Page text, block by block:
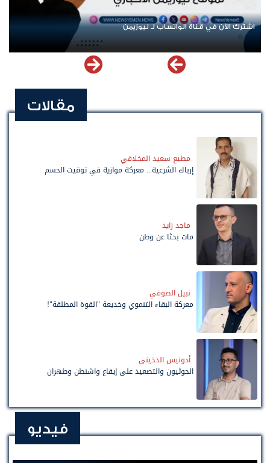
اشترك الآن في قناة الواتساب لـ نيوزيمن
مقالات
مطيع سعيد المخلافي
إرباك الشرعية... معركة موازية في توقيت الحسم
ماجد زايد
مات بحثًا عن وطن
نبيل الصوفي
معركة البقاء التنموي وخديعة "القوة المطلقة"!
أدونيس الدخيني
الحوثيون والتصعيد على إيقاع واشنطن وطهران
فيديو